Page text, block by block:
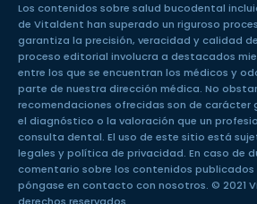
Los contenidos sobre salud bucodental
de Vitaldent han superado un riguroso
garantiza la precisión, veracidad y calidad
proceso editorial involucra a destacados
entre los que se encuentran los médicos y
parte de nuestra dirección médica. No
recomendaciones ofrecidas son de carácter
el diagnóstico o la valoración que un
consulta dental. El uso de este sitio está
legales y política de privacidad. En caso de
comentario sobre los contenidos
póngase en contacto con nosotros. © 2021